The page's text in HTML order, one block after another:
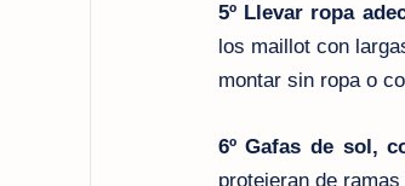
5º Llevar ropa
los maillot con
montar sin ropa o
6º Gafas de sol,
protejeran de